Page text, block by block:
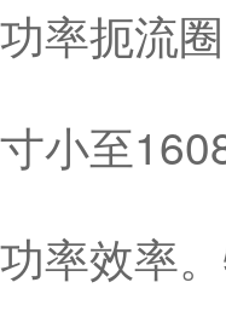
功率扼流
寸小至
功率效率